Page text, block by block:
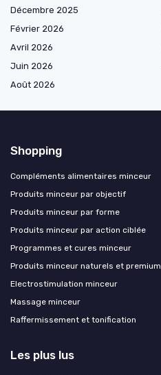
Décembre 2025
Février 2026
Avril 2026
Juin 2026
Août 2026
Shopping
Compléments alimentaires minceur
Produits minceur par objectif
Produits minceur par forme
Produits minceur par action ciblée
Programmes et cures minceur
Produits minceur naturels et premium
Electrostimulation minceur
Massage minceur
Raffermissement et tonification
Les plus lus